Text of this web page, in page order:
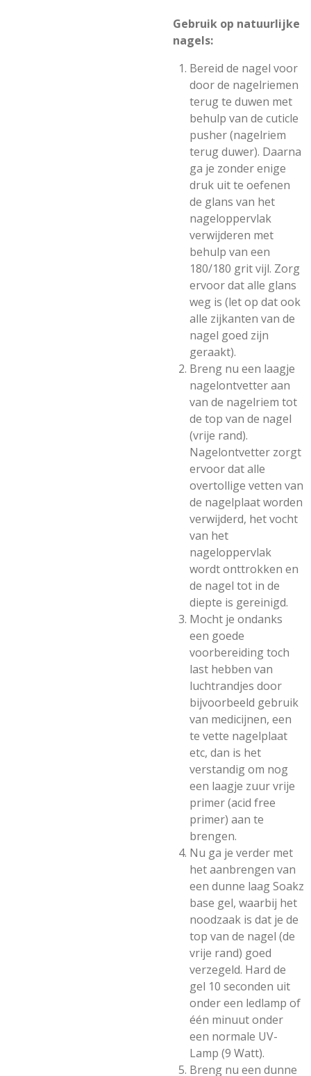
Gebruik op natuurlijke
nagels:
Bereid de nagel voor
door de nagelriemen
terug te duwen met
behulp van de cuticle
pusher (nagelriem
terug duwer). Daarna
ga je zonder enige
druk uit te oefenen
de glans van het
nageloppervlak
verwijderen met
behulp van een
180/180 grit vijl. Zorg
ervoor dat alle glans
weg is (let op dat ook
alle zijkanten van de
nagel goed zijn
geraakt).
Breng nu een laagje
nagelontvetter aan
van de nagelriem tot
de top van de nagel
(vrije rand).
Nagelontvetter zorgt
ervoor dat alle
overtollige vetten van
de nagelplaat worden
verwijderd, het vocht
van het
nageloppervlak
wordt onttrokken en
de nagel tot in de
diepte is gereinigd.
Mocht je ondanks
een goede
voorbereiding toch
last hebben van
luchtrandjes door
bijvoorbeeld gebruik
van medicijnen, een
te vette nagelplaat
etc, dan is het
verstandig om nog
een laagje zuur vrije
primer (acid free
primer) aan te
brengen.
Nu ga je verder met
het aanbrengen van
een dunne laag Soakz
base gel, waarbij het
noodzaak is dat je de
top van de nagel (de
vrije rand) goed
verzegeld. Hard de
gel 10 seconden uit
onder een ledlamp of
één minuut onder
een normale UV-
Lamp (9 Watt).
Breng nu een dunne